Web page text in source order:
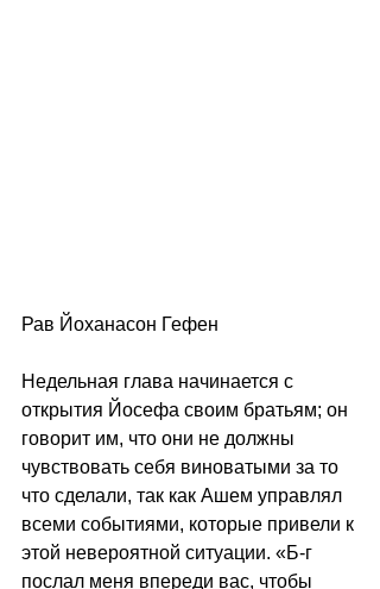
Рав Йоханасон Гефен
Недельная глава начинается с
открытия Йосефа своим братьям; он
говорит им, что они не должны
чувствовать себя виноватыми за то
что сделали, так как Ашем управлял
всеми событиями, которые привели к
этой невероятной ситуации. «Б-г
послал меня впереди вас, чтобы